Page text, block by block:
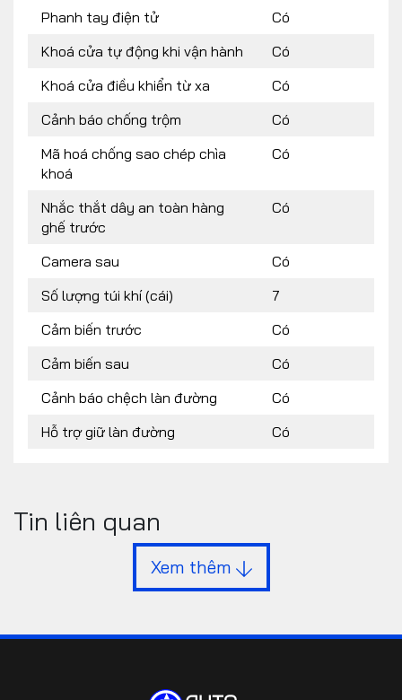
Phanh tay điện tử
Có
Khoá cửa tự động khi vận hành
Có
Khoá cửa điều khiển từ xa
Có
Cảnh báo chống trộm
Có
Mã hoá chống sao chép chìa
khoá
Có
Nhắc thắt dây an toàn hàng
ghế trước
Có
Camera sau
Có
Số lượng túi khí (cái)
7
Cảm biến trước
Có
Cảm biến sau
Có
Cảnh báo chệch làn đường
Có
Hỗ trợ giữ làn đường
Có
Tin liên quan
Xem thêm